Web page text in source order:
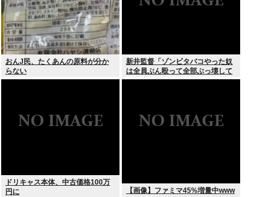
おんJ民、たくあんの原料が分か
らない
新井監督「ゾンビタバコやった奴
は全員ぶん殴って全部ぶっ壊して
から辞めたい」
ドリキャス本体、中古価格100万
円に
【画像】ファミマ45%増量中www